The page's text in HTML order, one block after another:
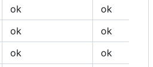
ok ok
ok ok
ok ok